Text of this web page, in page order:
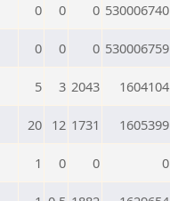
0 0 0 530006740
0 0 0 530006759
5 3 2043 1604104
20 12 1731 1605399
1 0 0 0